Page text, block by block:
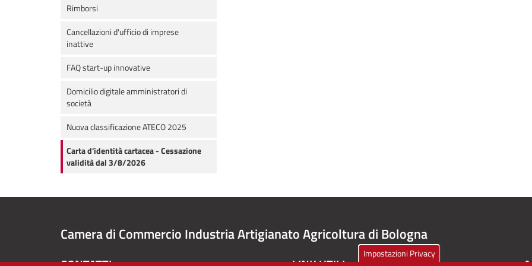
Rimborsi
Cancellazioni d'ufficio di imprese
inattive
FAQ start-up innovative
Domicilio digitale amministratori di
società
Nuova classificazione ATECO 2025
Carta d'identità cartacea - Cessazione
validità dal 3/8/2026
Camera di Commercio Industria Artigianato Agricoltura di Bologna
Impostazioni Privacy